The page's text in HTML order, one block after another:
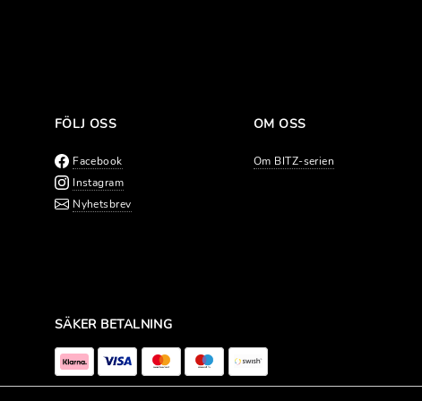
FÖLJ OSS
Facebook
Instagram
Nyhetsbrev
OM OSS
Om BITZ-serien
SÄKER BETALNING